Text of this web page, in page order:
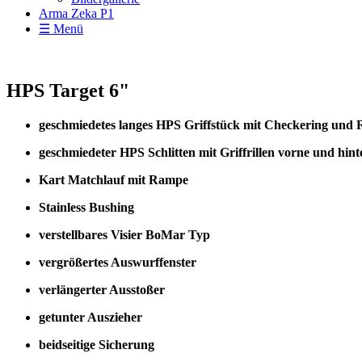
Arma Zeka P1
☰ Menü
HPS Target 6"
geschmiedetes langes HPS Griffstück mit Checkering und
geschmiedeter HPS Schlitten mit Griffrillen vorne und
Kart Matchlauf mit Rampe
Stainless Bushing
verstellbares Visier BoMar Typ
vergrößertes Auswurffenster
verlängerter Ausstoßer
getunter Auszieher
beidseitige Sicherung